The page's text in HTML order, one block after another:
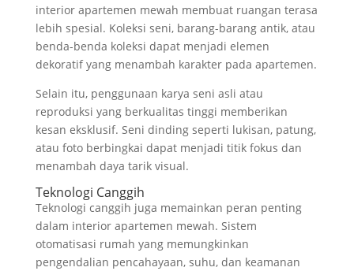
interior apartemen mewah membuat ruangan terasa
lebih spesial. Koleksi seni, barang-barang antik, atau
benda-benda koleksi dapat menjadi elemen
dekoratif yang menambah karakter pada apartemen.
Selain itu, penggunaan karya seni asli atau
reproduksi yang berkualitas tinggi memberikan
kesan eksklusif. Seni dinding seperti lukisan, patung,
atau foto berbingkai dapat menjadi titik fokus dan
menambah daya tarik visual.
Teknologi Canggih
Teknologi canggih juga memainkan peran penting
dalam interior apartemen mewah. Sistem
otomatisasi rumah yang memungkinkan
pengendalian pencahayaan, suhu, dan keamanan